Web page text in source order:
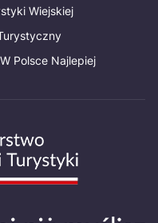
Wiejskiej
Polsce Najlepiej